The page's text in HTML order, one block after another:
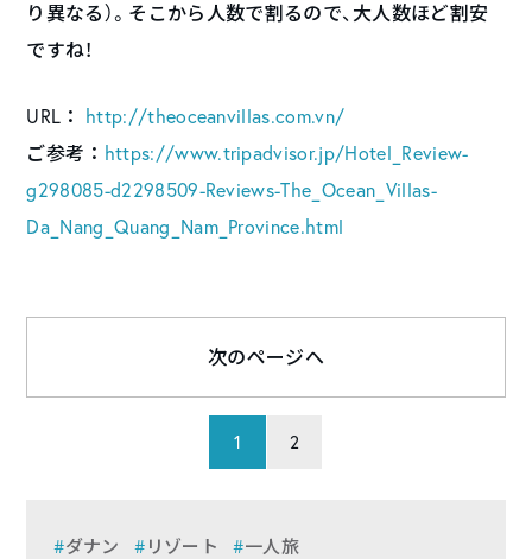
り異なる）。そこから人数で割るので、大人数ほど割安
ですね！
URL： http://theoceanvillas.com.vn/
ご参考： https://www.tripadvisor.jp/Hotel_Review-
g298085-d2298509-Reviews-The_Ocean_Villas-
Da_Nang_Quang_Nam_Province.html
1 2
次のページへ
ダナン リゾート 一人旅